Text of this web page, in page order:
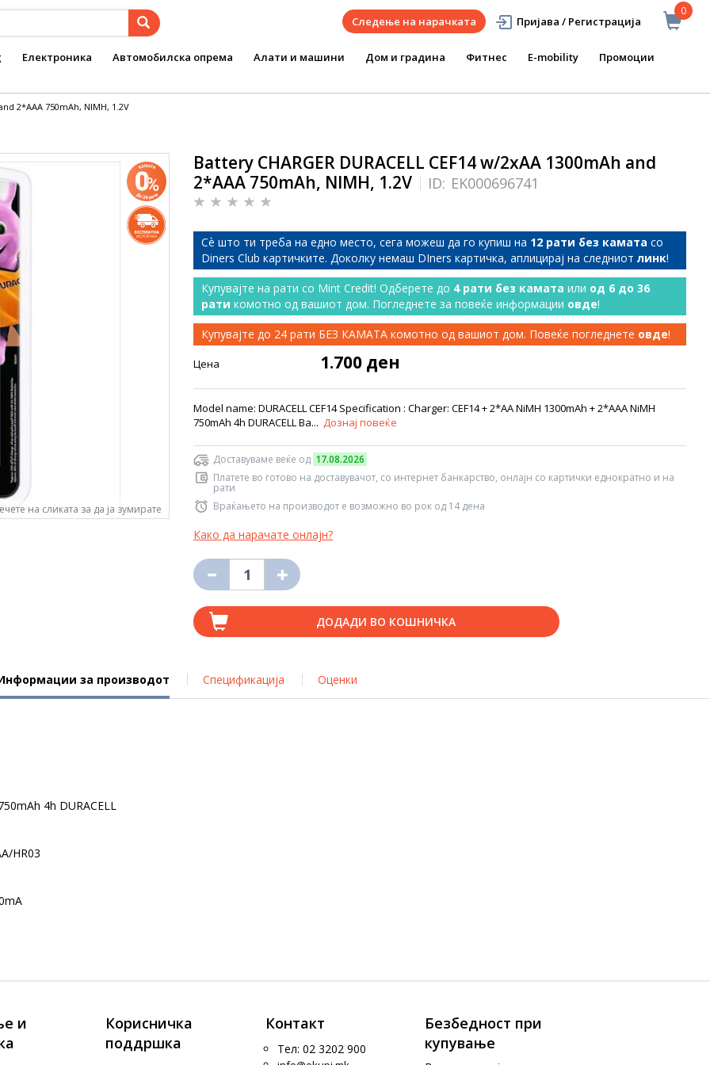
0
Следење на нарачката Пријава / Регистрација
Електроника Автомобилска опрема Алати и машини Дом и градина Фитнес E-mobility Промоции
2*AAA 750mAh, NIMH, 1.2V
на сликата за да ја зумирате
Battery CHARGER DURACELL CEF14 w/2xAA 1300mAh and
2*AAA 750mAh, NIMH, 1.2V
ID: EK000696741
Сѐ што ти треба на едно место, сега можеш да го купиш на 12 рати без камата со
Diners Club картичките. Доколку немаш DIners картичка, аплицирај на следниот линк!
Купувајте на рати со Mint Credit! Одберете до 4 рати без камата или од 6 до 36
рати комотно од вашиот дом. Погледнете за повеќе информации овде!
Купувајте до 24 рати БЕЗ КАМАТА комотно од вашиот дом. Повеќе погледнете овде!
Цена 1.700 ден
Model name: DURACELL CEF14 Specification : Charger: CEF14 + 2*AA NiMH 1300mAh + 2*AAA NiMH
750mAh 4h DURACELL Ba... Дознај повеќе
Доставуваме веќе од 17.08.2026
Платете во готово на доставувачот, со интернет банкарство, онлајн со картички еднократно и на
рати
Враќањето на производот е возможно во рок од 14 дена
Како да нарачате онлајн?
ДОДАДИ ВО КОШНИЧКА
за производот Спецификација Оценки
4h DURACELL
HR03
и
Корисничка
поддршка
Контакт
Тел: 02 3202 900
Безбедност при
купување